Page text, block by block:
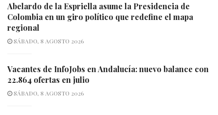
Abelardo de la Espriella asume la Presidencia de
Colombia en un giro político que redefine el mapa
regional
SÁBADO, 8 AGOSTO 2026
Vacantes de InfoJobs en Andalucía: nuevo balance con
22.864 ofertas en julio
SÁBADO, 8 AGOSTO 2026